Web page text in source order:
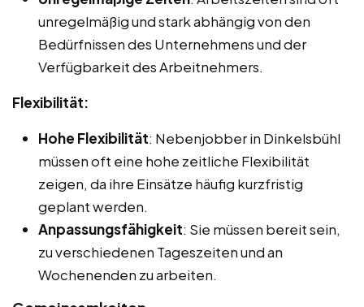
unregelmäßig und stark abhängig von den
Bedürfnissen des Unternehmens und der
Verfügbarkeit des Arbeitnehmers.
Flexibilität:
Hohe Flexibilität: Nebenjobber in Dinkelsbühl
müssen oft eine hohe zeitliche Flexibilität
zeigen, da ihre Einsätze häufig kurzfristig
geplant werden.
Anpassungsfähigkeit: Sie müssen bereit sein,
zu verschiedenen Tageszeiten und an
Wochenenden zu arbeiten.